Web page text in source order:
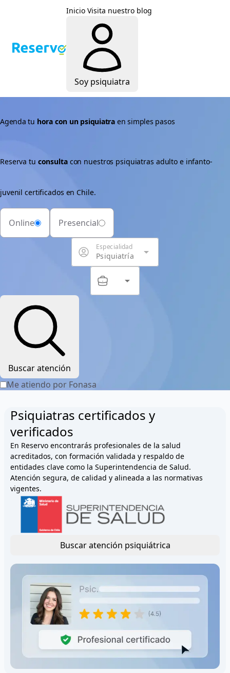
Inicio Visita nuestro blog
Soy psiquiatra
Agenda tu hora con un psiquiatra en simples pasos
Reserva tu consultacon nuestros psiquiatras adulto e infanto-
juvenil certificados en Chile.
Online Presencial
Psiquiatría
Especialidad arrow_drop_down
Servicio
arrow_drop_down
Buscar atención
Me atiendo por Fonasa
Psiquiatras certificados y
verificados
En Reservo encontrarás profesionales de la salud
acreditados, con formación validada y respaldo de
entidades clave como la Superintendencia de Salud.
Atención segura, de calidad y alineada a las normativas
vigentes.
Buscar atención psiquiátrica